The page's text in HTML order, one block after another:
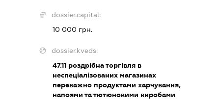
dossier.capital:
10 000 грн.
dossier.kveds:
47.11роздрібна торгівля в
неспеціалізованих магазинах
переважно продуктами харчування,
напоями та тютюновими виробами